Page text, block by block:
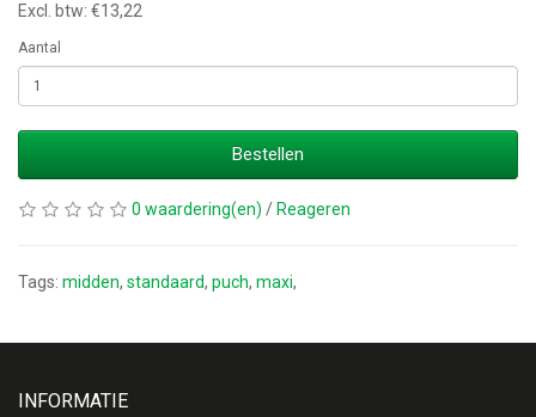
Excl. btw: €13,22
Aantal
Bestellen
0 waardering(en) / Reageren
Tags: midden, standaard, puch, maxi,
INFORMATIE